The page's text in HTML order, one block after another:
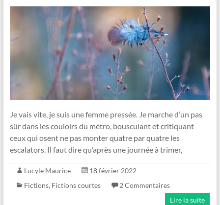
Je vais vite, je suis une femme pressée. Je marche d’un pas
sûr dans les couloirs du métro, bousculant et critiquant
ceux qui osent ne pas monter quatre par quatre les
escalators. Il faut dire qu’après une journée à trimer,
Lucyle Maurice
18 février 2022
Fictions, Fictions courtes
2 Commentaires
Lire la suite